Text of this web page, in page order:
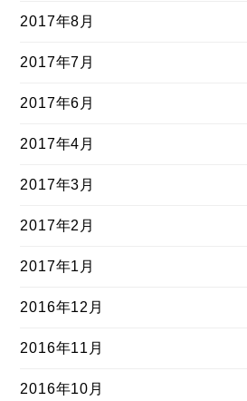
2017年8月
2017年7月
2017年6月
2017年4月
2017年3月
2017年2月
2017年1月
2016年12月
2016年11月
2016年10月